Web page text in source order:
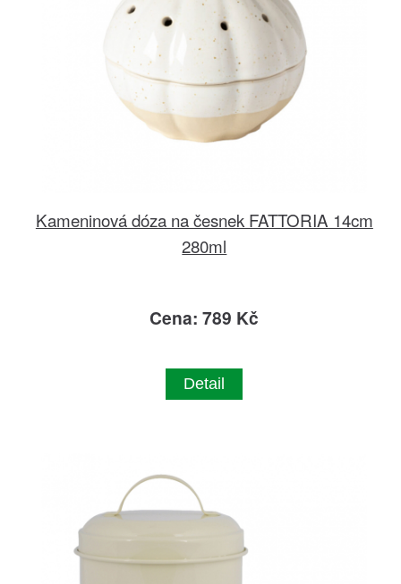
Kameninová dóza na česnek FATTORIA 14cm
280ml
Cena: 789 Kč
Detail